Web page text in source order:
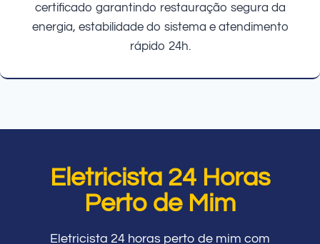
certificado garantindo restauração segura da
energia, estabilidade do sistema e atendimento
rápido 24h.
Eletricista 24 Horas
Perto de Mim
Eletricista 24 horas perto de mim com